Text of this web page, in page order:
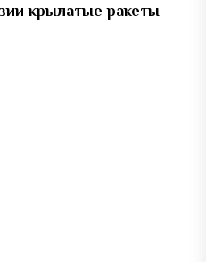
крылатые ракеты